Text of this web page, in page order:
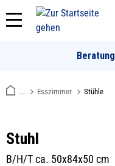
springen
... Esszimmer Stühle
Stuhl
B/H/T ca. 50x84x50 cm